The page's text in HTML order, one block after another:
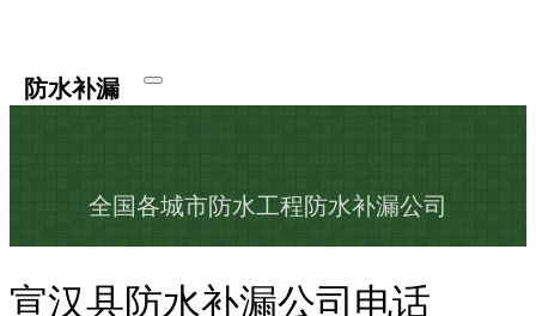
防水补漏
全国各城市防水工程防水补漏公司
宣汉县防水补漏公司电话